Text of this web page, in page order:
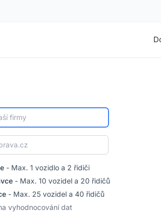
- Max. 1 vozidlo a 2 řidiči
- Max. 10 vozidel a 20 řidičů
- Max. 25 vozidel a 40 řidičů
vyhodnocování dat